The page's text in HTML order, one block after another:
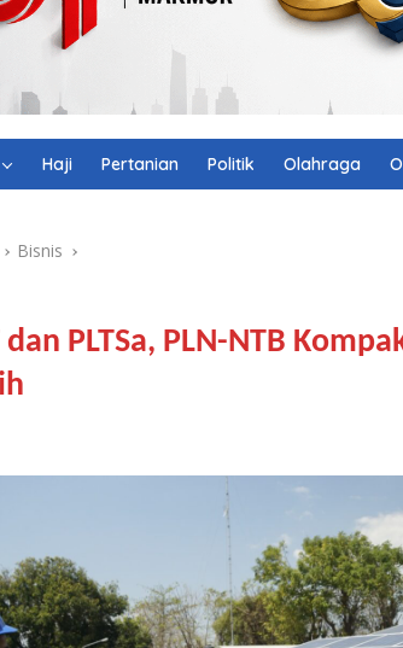
Haji Pertanian Politik Olahraga
Bisnis
dan PLTSa, PLN-NTB